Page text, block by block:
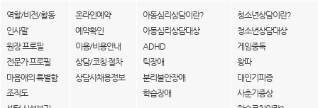
역할/비전/활동
인사말
원장 프로필
전문가 프로필
마음애의 특별함
조직도
온라인예약
예약확인
이용/비용안내
상담/코칭 절차
상담사채용정보
아동심리상담이란?
아동심리상담대상
ADHD
틱장애
분리불안장애
학습장애
청소년상담이란?
청소년상담대상
게임중독
왕따
대인기피증
사춘기증상